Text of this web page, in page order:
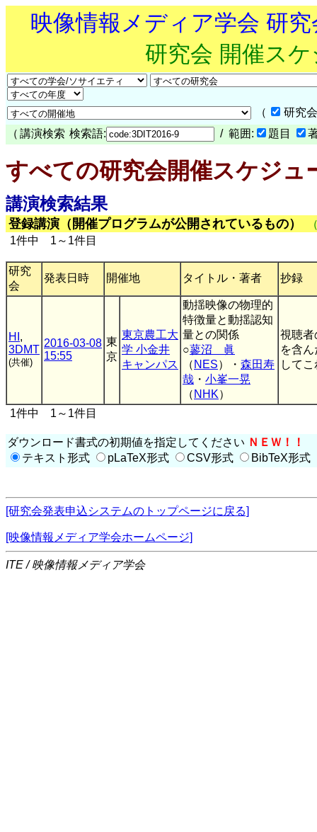
映像情報メディア学会 研
研究会 開催ス
（
研究
（ 講演検索 検索語: / 範囲: 題目
すべての研究会開催スケジュ
講演検索結果
登録講演（開催プログラムが公開されているもの）
1件中 1～1件目
研究
会
発表日時 開催地 タイトル・著者 抄録
HI ,
3DMT
(共催)
2016-03-08
15:55
東
京
東京農工大
学 小金井
キャンパス
動揺映像の物理的
特徴量と動揺認知
量との関係
○蓼沼 眞
（ NES）・ 森田寿
哉 ・ 小峯一晃
（ NHK）
視聴者
を含
して
1件中 1～1件目
ダウンロード書式の初期値を指定してください ＮＥＷ！！
テキスト形式
pLaTeX形式 CSV形式 BibTeX形式
[研究会発表申込システムのトップページに戻る]
[映像情報メディア学会ホームページ]
ITE / 映像情報メディア学会